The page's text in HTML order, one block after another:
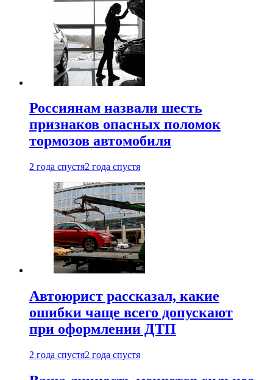
Россиянам назвали шесть
признаков опасных поломок
тормозов автомобиля
2 года спустя2 года спустя
Автоюрист рассказал, какие
ошибки чаще всего допускают
при оформлении ДТП
2 года спустя2 года спустя